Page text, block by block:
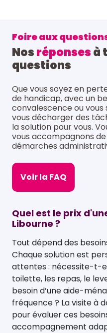
Foire aux
Nosréponsesà
questions
Que vous soyez en
de handicap, avec un
convalescence ou
vous décharger des
la solution pour vous.
vous accompagnons
démarches
Voir la FAQ
Quel est le prix
Libourne ?
Tout dépend des
Chaque solution est
attentes : nécessite-t-
toilette, les repas, le
besoin d’une aide-
fréquence ? La visite à
pour évaluer ces
accompagnement